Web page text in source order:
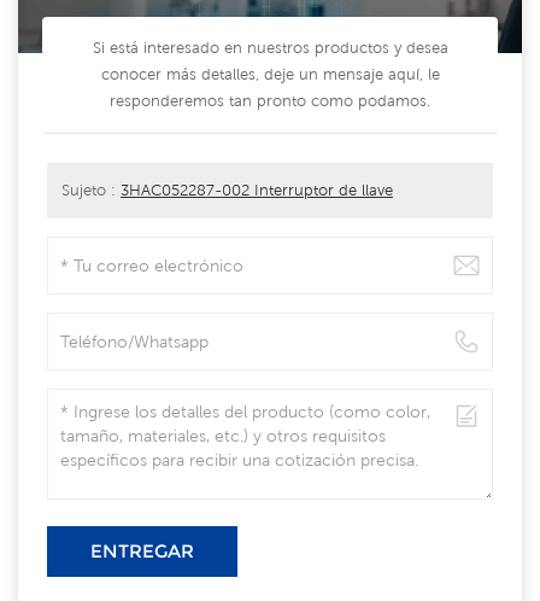
Si está interesado en nuestros productos y desea
conocer más detalles, deje un mensaje aquí, le
responderemos tan pronto como podamos.
Sujeto : 3HAC052287-002 Interruptor de llave
ENTREGAR